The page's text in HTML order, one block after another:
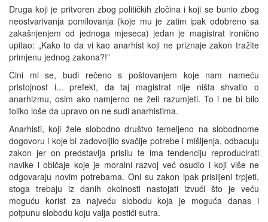
Druga koji je pritvoren zbog političkih zločina i koji se bunio zbog
neostvarivanja pomilovanja (koje mu je zatim ipak odobreno sa
zakašnjenjem od jednoga mjeseca) jedan je magistrat ironično
upitao: „Kako to da vi kao anarhist koji ne priznaje zakon tražite
primjenu jednog zakona?!”
Čini mi se, budi rečeno s poštovanjem koje nam nameću
pristojnost i... prefekt, da taj magistrat nije ništa shvatio o
anarhizmu, osim ako namjerno ne želi razumjeti. To i ne bi bilo
toliko loše da upravo on ne sudi anarhistima.
Anarhisti, koji žele slobodno društvo temeljeno na slobodnome
dogovoru i koje bi zadovoljilo svačije potrebe i mišljenja, odbacuju
zakon jer on predstavlja prisilu te ima tendenciju reproducirati
navike i običaje koje je moralni razvoj već osudio i koji više ne
odgovaraju novim potrebama. Oni su zakon ipak prisiljeni trpjeti,
stoga trebaju iz danih okolnosti nastojati izvući što je veću
moguću korist za najveću slobodu koja je moguća danas i
potpunu slobodu koju valja postići sutra.